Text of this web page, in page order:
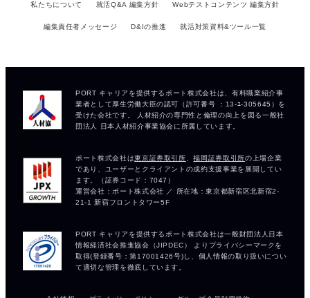
私たちについて 就活Q&A 編集方針 Webテストコンテンツ 編集方針
編集責任者メッセージ D&Iの推進 就活対策資料&ツール一覧